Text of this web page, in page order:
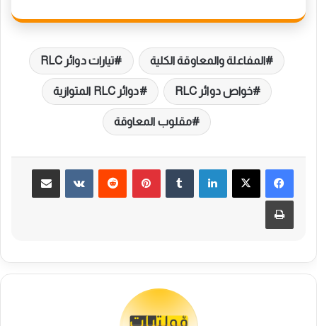
المفاعلة والمعاوقة الكلية تيارات دوائر RLC
خواص دوائر RLC دوائر RLC المتوازية
مقلوب المعاوقة
لينكدإن بينتيريست مشاركة عبر البريد
طباعة